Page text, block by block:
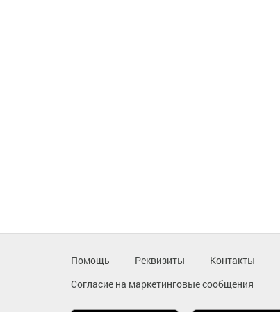
Помощь Реквизиты Контакты
Согласие на маркетинговые сообщения